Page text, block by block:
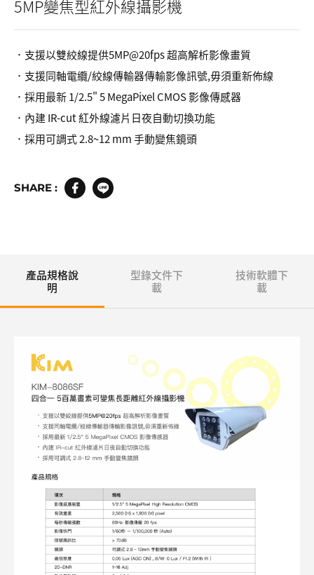
5MP變焦型紅外線攝影機
．支援以雙絞線提供5MP@20fps 超高解析影像畫質
．支援同軸電纜/絞線傳輸器傳輸影像訊號,毋須重新佈線
．採用最新 1/2.5" 5 MegaPixel CMOS 影像傳感器
．內建 IR-cut 紅外線濾片日夜自動切換功能
．採用可調式 2.8~12 mm 手動變焦鏡頭
SHARE :
產品規格說
明
型錄文件下
載
技術軟體下
載